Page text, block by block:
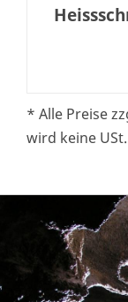
* Alle Preise
wird keine